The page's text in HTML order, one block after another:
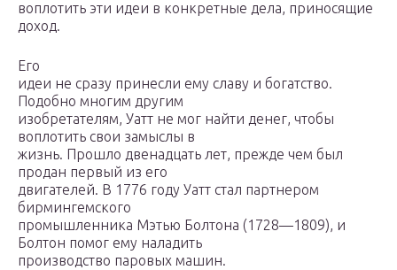
воплотить эти идеи в конкретные дела, приносящие
доход.
Его
идеи не сразу принесли ему славу и богатство.
Подобно многим другим
изобретателям, Уатт не мог найти денег, чтобы
воплотить свои замыслы в
жизнь. Прошло двенадцать лет, прежде чем был
продан первый из его
двигателей. В 1776 году Уатт стал партнером
бирмингемского
промышленника Мэтью Болтона (1728—1809), и
Болтон помог ему наладить
производство паровых машин.